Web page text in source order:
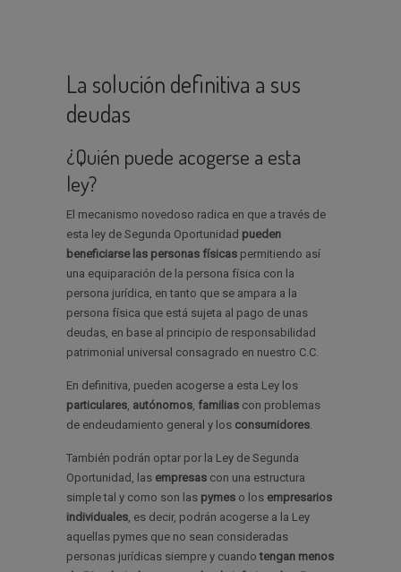
La solución definitiva a sus
deudas
¿Quién puede acogerse a esta
ley?
El mecanismo novedoso radica en que a través de
esta ley de Segunda Oportunidad pueden
beneficiarse las personas físicas permitiendo así
una equiparación de la persona física con la
persona jurídica, en tanto que se ampara a la
persona física que está sujeta al pago de unas
deudas, en base al principio de responsabilidad
patrimonial universal consagrado en nuestro C.C.
En definitiva, pueden acogerse a esta Ley los
particulares, autónomos, familias con problemas
de endeudamiento general y los consumidores.
También podrán optar por la Ley de Segunda
Oportunidad, las empresas con una estructura
simple tal y como son las pymes o los empresarios
individuales, es decir, podrán acogerse a la Ley
aquellas pymes que no sean consideradas
personas jurídicas siempre y cuandotengan menos